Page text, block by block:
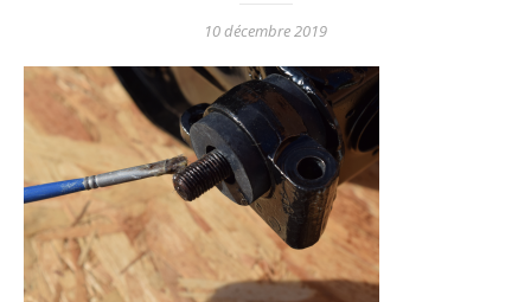
10 décembre 2019